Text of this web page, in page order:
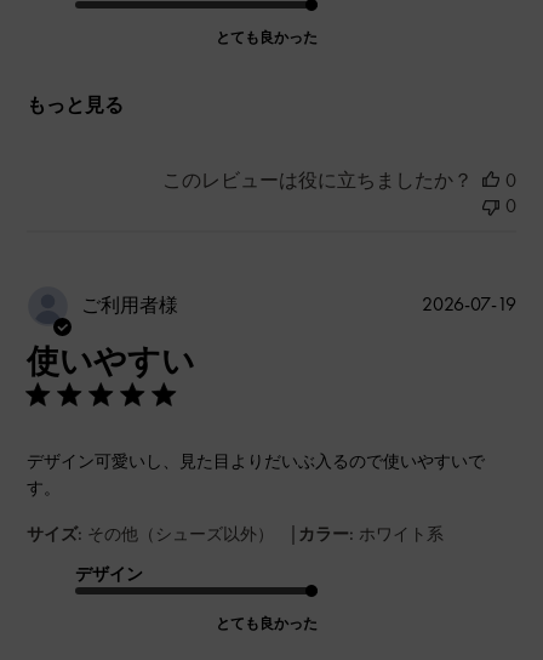
とても良かった
もっと見る
このレビューは役に立ちましたか？
0
0
ご利用者様
使いやすい
デザイン可愛いし、見た目よりだいぶ入るので使いやすいで
す。
サイズ: その他（シューズ以外） | カラー: ホワイト系
デザイン
とても良かった
公
2026-07-19